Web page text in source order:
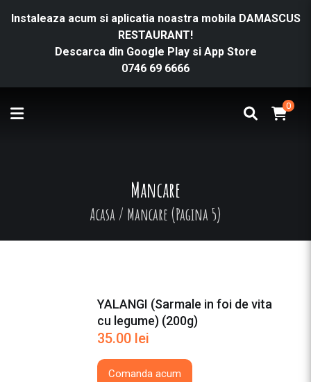
Instaleaza acum si aplicatia noastra mobila DAMASCUS
RESTAURANT!
Descarca din Google Playsi App Store
0746 69 6666
0
Mancare
Acasa / Mancare (Pagina 5)
YALANGI (Sarmale in foi de vita
cu legume) (200g)
35.00 lei
Comanda acum